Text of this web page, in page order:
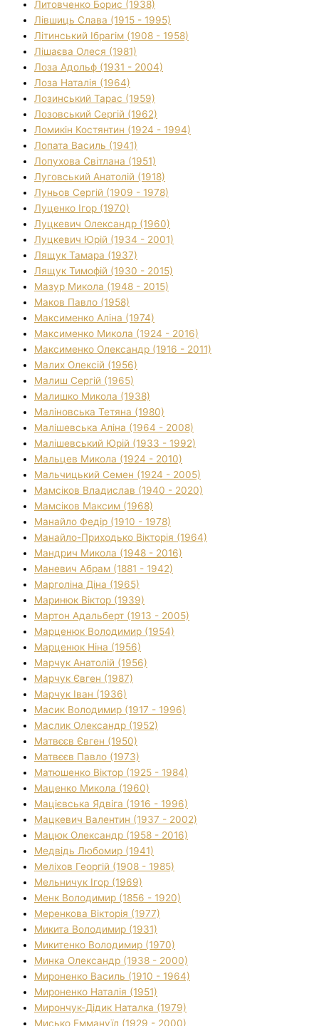
Литовченко Борис (1938)
Лівшиць Слава (1915 - 1995)
Літинський Ібрагім (1908 - 1958)
Лішаєва Олеся (1981)
Лоза Адольф (1931 - 2004)
Лоза Наталія (1964)
Лозинський Тарас (1959)
Лозовський Сергій (1962)
Ломикін Костянтин (1924 - 1994)
Лопата Василь (1941)
Лопухова Світлана (1951)
Луговський Анатолій (1918)
Луньов Сергій (1909 - 1978)
Луценко Ігор (1970)
Луцкевич Олександр (1960)
Луцкевич Юрій (1934 - 2001)
Лящук Тамара (1937)
Лящук Тимофій (1930 - 2015)
Мазур Микола (1948 - 2015)
Маков Павло (1958)
Максименко Аліна (1974)
Максименко Микола (1924 - 2016)
Максименко Олександр (1916 - 2011)
Малих Олексій (1956)
Малиш Сергій (1965)
Малишко Микола (1938)
Маліновська Тетяна (1980)
Малішевська Аліна (1964 - 2008)
Малішевський Юрій (1933 - 1992)
Мальцев Микола (1924 - 2010)
Мальчицький Семен (1924 - 2005)
Мамсіков Владислав (1940 - 2020)
Мамсіков Максим (1968)
Манайло Федір (1910 - 1978)
Манайло-Приходько Вікторія (1964)
Мандрич Микола (1948 - 2016)
Маневич Абрам (1881 - 1942)
Марголіна Діна (1965)
Маринюк Віктор (1939)
Мартон Адальберт (1913 - 2005)
Марценюк Володимир (1954)
Марценюк Ніна (1956)
Марчук Анатолій (1956)
Марчук Євген (1987)
Марчук Іван (1936)
Масик Володимир (1917 - 1996)
Маслик Олександр (1952)
Матвєєв Євген (1950)
Матвєєв Павло (1973)
Матюшенко Віктор (1925 - 1984)
Маценко Микола (1960)
Мацієвська Ядвіга (1916 - 1996)
Мацкевич Валентин (1937 - 2002)
Мацюк Олександр (1958 - 2016)
Медвідь Любомир (1941)
Меліхов Георгій (1908 - 1985)
Мельничук Ігор (1969)
Менк Володимир (1856 - 1920)
Меренкова Вікторія (1977)
Микита Володимир (1931)
Микитенко Володимир (1970)
Минка Олександр (1938 - 2000)
Мироненко Василь (1910 - 1964)
Мироненко Наталія (1951)
Мирончук-Дідик Наталка (1979)
Мисько Еммануїл (1929 - 2000)